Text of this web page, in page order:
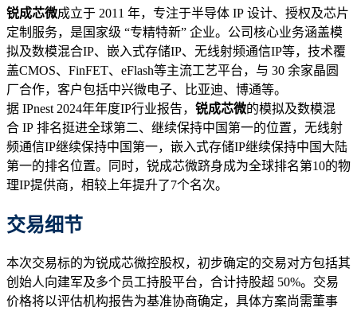
锐成芯微成立于 2011 年，专注于半导体 IP 设计、授权及芯片
定制服务，是国家级 “专精特新” 企业。公司核心业务涵盖模
拟及数模混合IP、嵌入式存储IP、无线射频通信IP等，技术覆
盖CMOS、FinFET、eFlash等主流工艺平台，与 30 余家晶圆
厂合作，客户包括中兴微电子、比亚迪、博通等。
据 IPnest 2024年年度IP行业报告， 锐成芯微的模拟及数模混
合 IP 排名挺进全球第二、继续保持中国第一的位置，无线射
频通信IP继续保持中国第一，嵌入式存储IP继续保持中国大陆
第一的排名位置。同时，锐成芯微跻身成为全球排名第10的物
理IP提供商，相较上年提升了7个名次。
交易细节
本次交易标的为锐成芯微控股权，初步确定的交易对方包括其
创始人向建军及多个员工持股平台，合计持股超 50%。交易
价格将以评估机构报告为基准协商确定，具体方案尚需董事